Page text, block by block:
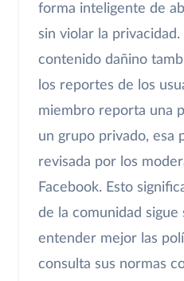
forma inteligente de
sin violar la
contenido dañino
los reportes de los
miembro reporta una
un grupo privado, esa
revisada por los
Facebook. Esto
de la comunidad sigue
entender mejor las
consulta sus normas